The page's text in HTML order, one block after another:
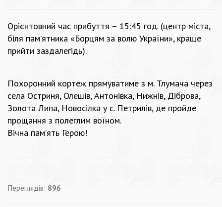
Орієнтовний час прибуття – 15:45 год. (центр міста,
біля пам’ятника «Борцям за волю України», краще
прийти заздалегідь).
Похоронний кортеж прямуватиме з м. Тлумача через
села Остриня, Олешів, Антонівка, Нижнів, Діброва,
Золота Липа, Новосілка у с. Петрилів, де пройде
прощання з полеглим воїном.
Вічна пам’ять Герою!
Переглядів: 896